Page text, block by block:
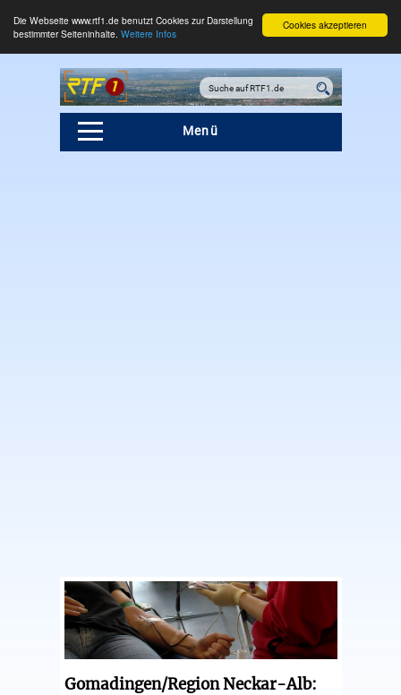
Cookies akzeptieren
Die Webseite www.rtf1.de benutzt Cookies zur Darstellung
bestimmter Seiteninhalte. Weitere Infos
Menü
Gomadingen/Region Neckar-Alb: